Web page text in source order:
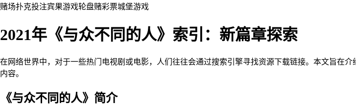
赌场扑克投注宾果游戏轮盘赌彩票城堡游戏
2021年《与众不同的人》索引：新篇章探索
在网络世界中，对于一些热门电视剧或电影，人们往往会通过搜索引擎寻找资源下载链接。本文旨在
内容。
《与众不同的人》简介